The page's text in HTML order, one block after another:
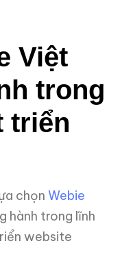
Việt
trong
triển
chọn Webie
hành trong lĩnh
website